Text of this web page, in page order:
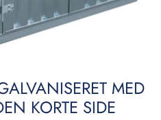
MED
KORTE SIDE